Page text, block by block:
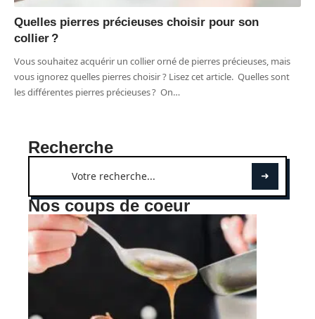
Quelles pierres précieuses choisir pour son
collier ?
Vous souhaitez acquérir un collier orné de pierres précieuses, mais
vous ignorez quelles pierres choisir ? Lisez cet article. Quelles sont
les différentes pierres précieuses ? On…
Recherche
Nos coups de coeur